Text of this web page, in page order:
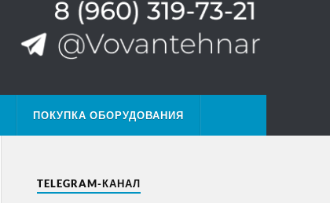
ПОКУПКА ОБОРУДОВАНИЯ
TELEGRAM-КАНАЛ